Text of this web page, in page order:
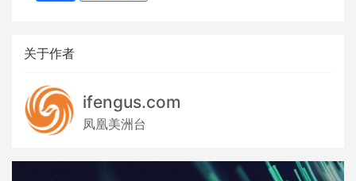
关于作者
ifengus.com
凤凰美洲台